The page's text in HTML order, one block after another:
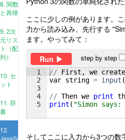
8. 関数
と再帰
9. 2次
元リス
ト（配
列）
10. セ
ット
11. 辞
書
12.
JavaScript
ここに少しの例があります。
力から読み込み、先行する
ます。やってみて：
Run
step by step
1
2
3
4
5
// First , we create
var string = input (
// Then we print
print ( "Simon says:
そしてここに入力から3つの